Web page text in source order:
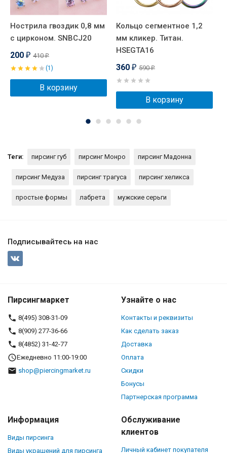
Нострила гвоздик 0,8 мм
с цирконом. SNBСJ20
200 ₽ 410₽
(1)
В корзину
Кольцо сегментное 1,2
мм кликер. Титан.
HSEGTA16
360 ₽ 590₽
В корзину
Теги: пирсинг губ пирсинг Монро пирсинг Мадонна
пирсинг Медуза пирсинг трагуса пирсинг хеликса
простые формы лабрета мужские серьги
Подписывайтесь на нас
Пирсингмаркет
8(495) 308-31-09
8(909) 277-36-66
8(4852) 31-42-77
Ежедневно 11:00-19:00
shop@piercingmarket.ru
Узнайте о нас
Контакты и реквизиты
Как сделать заказ
Доставка
Оплата
Скидки
Бонусы
Партнерская программа
Информация
Виды пирсинга
Виды украшений для пирсинга
Обслуживание
клиентов
Личный кабинет покупателя